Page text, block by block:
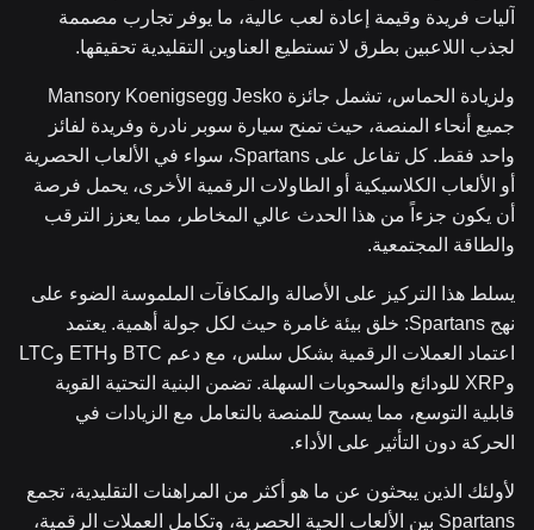
آليات فريدة وقيمة إعادة لعب عالية، ما يوفر تجارب مصممة
لجذب اللاعبين بطرق لا تستطيع العناوين التقليدية تحقيقها.
ولزيادة الحماس، تشمل جائزة Mansory Koenigsegg Jesko
جميع أنحاء المنصة، حيث تمنح سيارة سوبر نادرة وفريدة لفائز
واحد فقط. كل تفاعل على Spartans، سواء في الألعاب الحصرية
أو الألعاب الكلاسيكية أو الطاولات الرقمية الأخرى، يحمل فرصة
أن يكون جزءاً من هذا الحدث عالي المخاطر، مما يعزز الترقب
والطاقة المجتمعية.
يسلط هذا التركيز على الأصالة والمكافآت الملموسة الضوء على
نهج Spartans: خلق بيئة غامرة حيث لكل جولة أهمية. يعتمد
اعتماد العملات الرقمية بشكل سلس، مع دعم BTC وETH وLTC
وXRP للودائع والسحوبات السهلة. تضمن البنية التحتية القوية
قابلية التوسع، مما يسمح للمنصة بالتعامل مع الزيادات في
الحركة دون التأثير على الأداء.
لأولئك الذين يبحثون عن ما هو أكثر من المراهنات التقليدية، تجمع
Spartans بين الألعاب الحية الحصرية، وتكامل العملات الرقمية،